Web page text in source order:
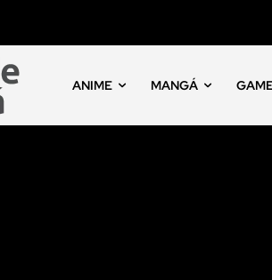
ANIME MANGÁ